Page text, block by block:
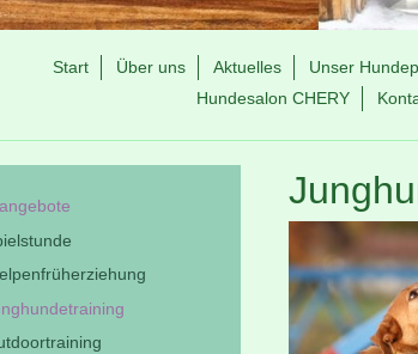
Start Über uns Aktuelles Unser
Hundesalon CHERY